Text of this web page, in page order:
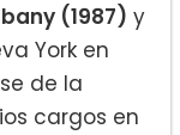
(1987) y
York en
de la
cargos en